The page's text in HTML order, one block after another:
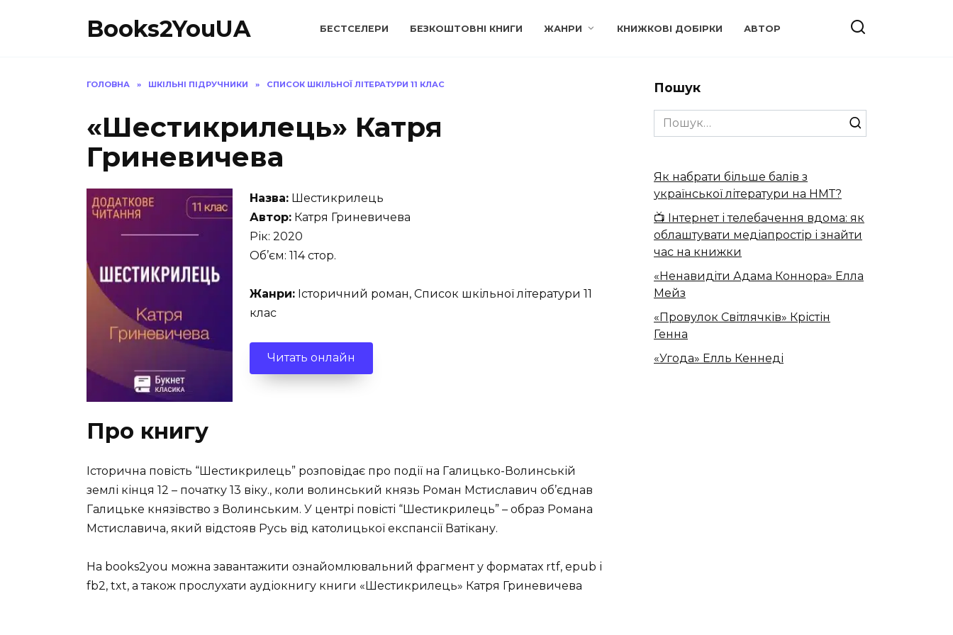
Books2YouUA БЕСТСЕЛЕРИ БЕЗКОШТОВНІ КНИГИ ЖАНРИ КНИЖКОВІ ДОБІРКИ АВТОР
ГОЛОВНА » ШКІЛЬНІ ПІДРУЧНИКИ » СПИСОК ШКІЛЬНОЇ ЛІТЕРАТУРИ 11 КЛАС
«Шестикрилець» Катря
Гриневичева
Назва: Шестикрилець
Автор: Катря Гриневичева
Рік: 2020
Об’єм: 114 стор.
Жанри: Історичний роман, Список шкільної літератури 11
клас
Читать онлайн
Про книгу
Історична повість “Шестикрилець” розповідає про події на Галицько-Волинській
землі кінця 12 – початку 13 віку., коли волинський князь Роман Мстиславич об’єднав
Галицьке князівство з Волинським. У центрі повісті “Шестикрилець” – образ Романа
Мстиславича, який відстояв Русь від католицької експансії Ватікану.
На books2you можна завантажити ознайомлювальний фрагмент у форматах rtf, epub і
fb2, txt, а також прослухати аудіокнигу книги «Шестикрилець» Катря Гриневичева
Пошук
Search
for:
Як набрати більше балів з
української літератури на НМТ?
📺 Інтернет і телебачення вдома: як
облаштувати медіапростір і знайти
час на книжки
«Ненавидіти Адама Коннора» Елла
Мейз
«Провулок Світлячків» Крістін
Генна
«Угода» Елль Кеннеді